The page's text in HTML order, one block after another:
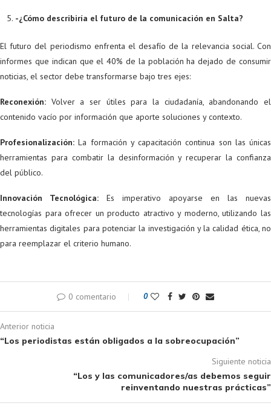
-¿Cómo describiría el futuro de la comunicación en Salta?
El futuro del periodismo enfrenta el desafío de la relevancia social. Con
informes que indican que el 40% de la población ha dejado de consumir
noticias, el sector debe transformarse bajo tres ejes:
Reconexión: Volver a ser útiles para la ciudadanía, abandonando el
contenido vacío por información que aporte soluciones y contexto.
Profesionalización: La formación y capacitación continua son las únicas
herramientas para combatir la desinformación y recuperar la confianza
del público.
Innovación Tecnológica: Es imperativo apoyarse en las nuevas
tecnologías para ofrecer un producto atractivo y moderno, utilizando las
herramientas digitales para potenciar la investigación y la calidad ética, no
para reemplazar el criterio humano.
0 comentario 0
Anterior noticia
“Los periodistas están obligados a la sobreocupación”
Siguiente noticia
“Los y las comunicadores/as debemos seguir
reinventando nuestras prácticas”